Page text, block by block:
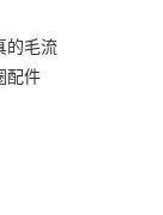
期系統評分，恕無
算日後寄送繳費提
直營門市／銀行轉
AFTEE先享後付」
可透過四大超商／
。
的毛流
配件